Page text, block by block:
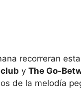
recorreran
y The Go-
de la melodía